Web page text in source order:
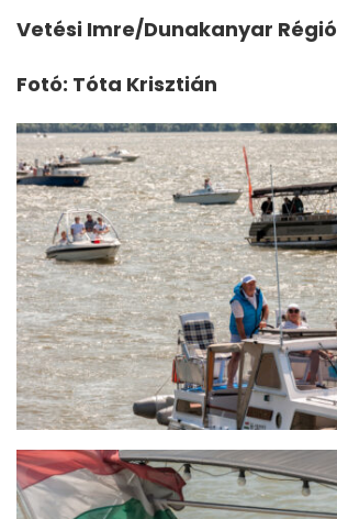
Vetési Imre/Dunakanyar Régió
Fotó: Tóta Krisztián